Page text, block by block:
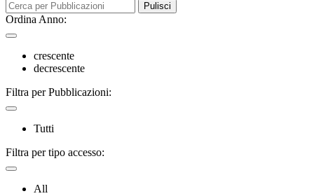
Pulisci
Ordina Anno:
crescente
decrescente
Filtra per Pubblicazioni:
Tutti
Filtra per tipo accesso:
All